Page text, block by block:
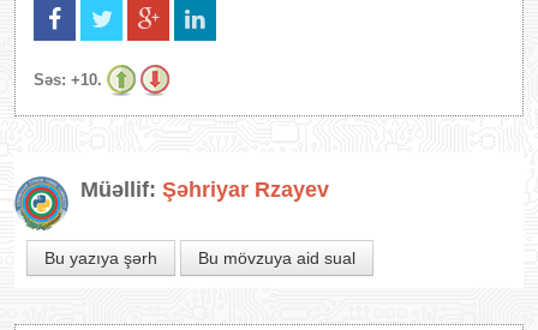
Səs: +10.
Müəllif: Şəhriyar Rzayev
Bu yazıya şərh Bu mövzuya aid sual